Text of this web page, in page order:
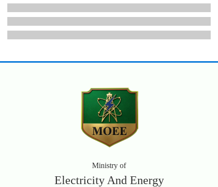
Ministry of
Electricity And Energy